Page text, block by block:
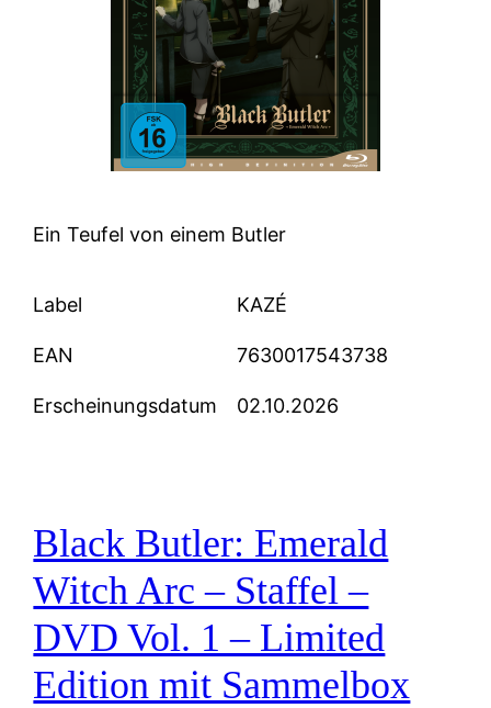
Ein Teufel von einem Butler
Label KAZÉ
EAN 7630017543738
Erscheinungsdatum 02.10.2026
Black Butler: Emerald
Witch Arc – Staffel –
DVD Vol. 1 – Limited
Edition mit Sammelbox